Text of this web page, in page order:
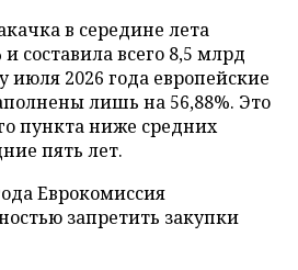
в середине лета
составила всего 8,5 млрд
июля 2026 года европейские
лишь на 56,88%. Это
пункта ниже средних
пять лет.
Еврокомиссия
запретить закупки